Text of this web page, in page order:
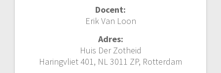
Docent:
Erik Van Loon
Adres:
Huis Der Zotheid
Haringvliet 401, NL 3011 ZP, Rotterdam